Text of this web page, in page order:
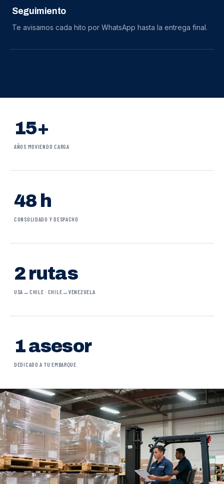
Seguimiento
Te avisamos cada hito por WhatsApp hasta la entrega final.
15+
AÑOS MOVIENDO CARGA
48 h
CONSOLIDADO Y DESPACHO
2 rutas
USA→CHILE · CHILE→VENEZUELA
1 asesor
DEDICADO A TU EMBARQUE